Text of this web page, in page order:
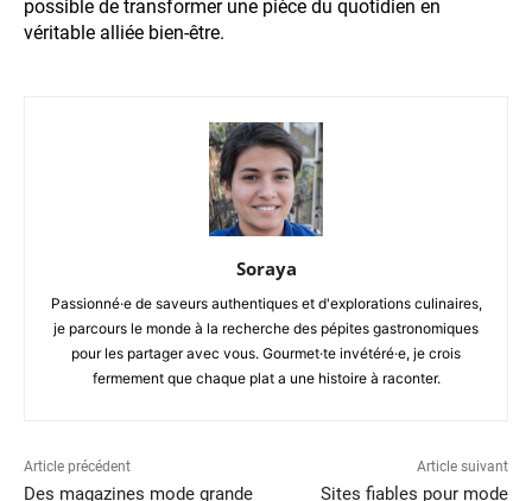
possible de transformer une pièce du quotidien en
véritable alliée bien-être.
Soraya
Passionné·e de saveurs authentiques et d'explorations culinaires,
je parcours le monde à la recherche des pépites gastronomiques
pour les partager avec vous. Gourmet·te invétéré·e, je crois
fermement que chaque plat a une histoire à raconter.
Article précédent
Des magazines mode grande
Article suivant
Sites fiables pour mode